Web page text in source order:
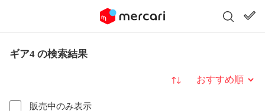
ギア4 の検索結果
販売中のみ表示
並び替え